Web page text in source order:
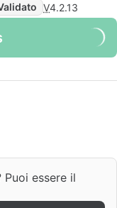
V4.2.13
Puoi essere il